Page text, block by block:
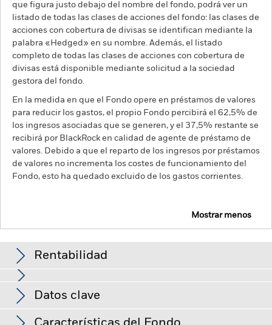
que figura justo debajo del nombre del fondo, podrá ver un
listado de todas las clases de acciones del fondo: las clases de
acciones con cobertura de divisas se identifican mediante la
palabra «Hedged» en su nombre. Además, el listado
completo de todas las clases de acciones con cobertura de
divisas está disponible mediante solicitud a la sociedad
gestora del fondo.
En la medida en que el Fondo opere en préstamos de valores
para reducir los gastos, el propio Fondo percibirá el 62,5% de
los ingresos asociadas que se generen, y el 37,5% restante se
recibirá por BlackRock en calidad de agente de préstamo de
valores. Debido a que el reparto de los ingresos por préstamos
de valores no incrementa los costes de funcionamiento del
Fondo, esto ha quedado excluido de los gastos corrientes.
Mostrar menos
Rentabilidad
Gráfico de rendimiento
Ver gráfico completo
Los mercados emergentes suelen ser más sensibles a las
condiciones económicas y políticas que los mercados
desarrollados. Entre otros factores se encuentra un mayor
Datos clave